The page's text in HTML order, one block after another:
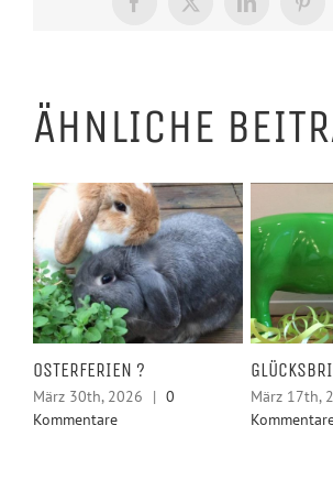
Facebook
X LinkedIn
ÄHNLICHE
OSTERFERIEN ?
März 30th, 2026 | 0
Kommentare
März 17th,